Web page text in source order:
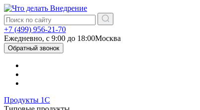
+7 (499) 956-21-70
Ежедневно, c 9:00 до 18:00Москва
Обратный звонок
Продукты 1С